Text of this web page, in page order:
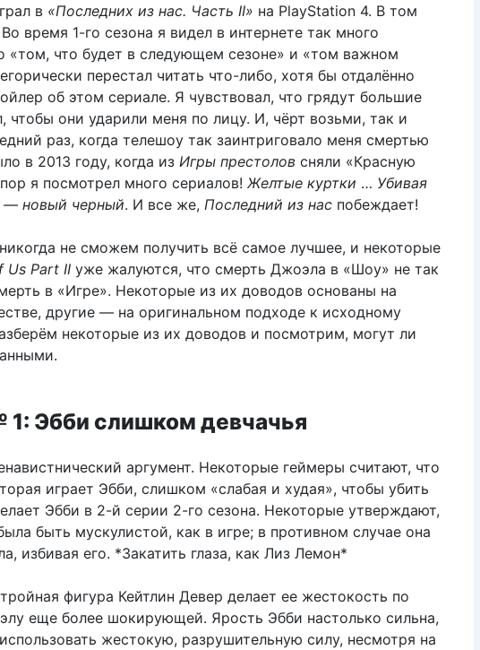
в «Последних из нас. Часть II» на PlayStation 4. В том
время 1-го сезона я видел в интернете так много
«том, что будет в следующем сезоне» и «том важном
перестал читать что-либо, хотя бы отдалённо
об этом сериале. Я чувствовал, что грядут большие
чтобы они ударили меня по лицу. И, чёрт возьми, так и
раз, когда телешоу так заинтриговало меня смертью
в 2013 году, когда из Игры престолов сняли «Красную
я посмотрел много сериалов! Желтые куртки … Убивая
новый черный. И все же, Последний из нас побеждает!
не сможем получить всё самое лучшее, и некоторые
Us Part II уже жалуются, что смерть Джоэла в «Шоу» не так
в «Игре». Некоторые из их доводов основаны на
другие — на оригинальном подходе к исходному
некоторые из их доводов и посмотрим, могут ли
Эбби слишком девчачья
аргумент. Некоторые геймеры считают, что
играет Эбби, слишком «слабая и худая», чтобы убить
Эбби в 2-й серии 2-го сезона. Некоторые утверждают,
быть мускулистой, как в игре; в противном случае она
избивая его. *Закатить глаза, как Лиз Лемон*
фигура Кейтлин Девер делает ее жестокость по
еще более шокирующей. Ярость Эбби настолько сильна,
жестокую, разрушительную силу, несмотря на